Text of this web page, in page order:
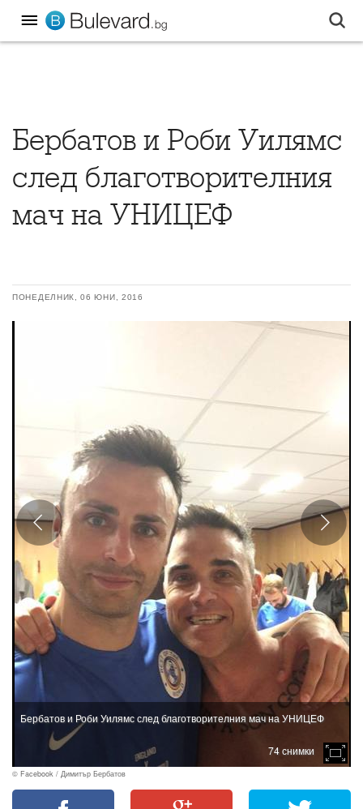
Бербатов и Роби Уилямс
след благотворителния
мач на УНИЦЕФ
ПОНЕДЕЛНИК, 06 ЮНИ, 2016
Бербатов и Роби Уилямс след благотворителния мач на УНИЦЕФ
74 снимки
© Facebook / Димитър Бербатов